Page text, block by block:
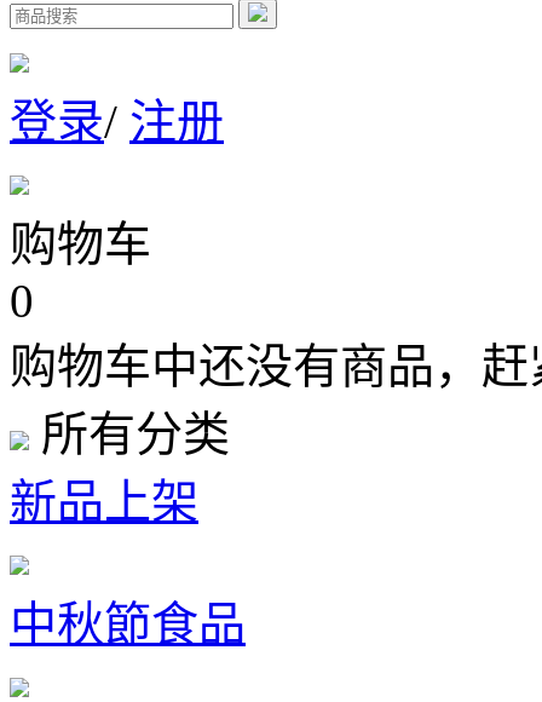
登录/ 注册
购物车
0
购物车中还没有商品，
所有分类
新品上架
中秋節食品